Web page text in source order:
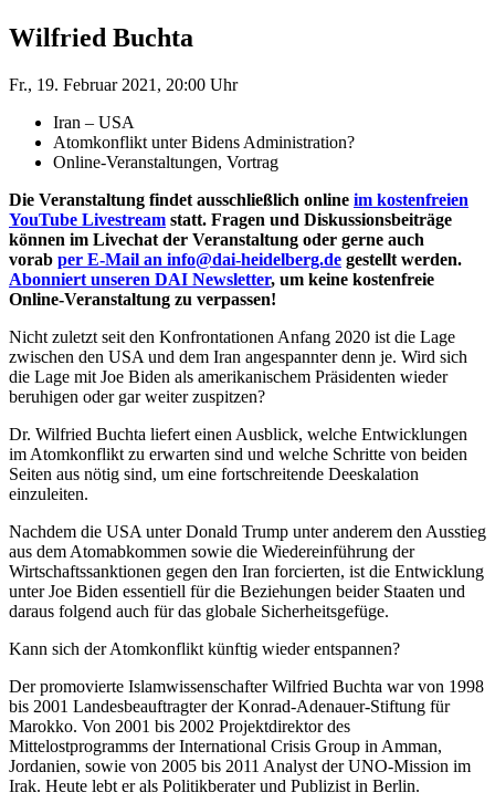
Wilfried Buchta
Fr., 19. Februar 2021, 20:00 Uhr
Iran – USA
Atomkonflikt unter Bidens Administration?
Online-Veranstaltungen, Vortrag
Die Veranstaltung findet ausschließlich online im kostenfreien
YouTube Livestream statt. Fragen und Diskussionsbeiträge
können im Livechat der Veranstaltung oder gerne auch
vorab per E-Mail an info@dai-heidelberg.de gestellt werden.
Abonniert unseren DAI Newsletter, um keine kostenfreie
Online-Veranstaltung zu verpassen!
Nicht zuletzt seit den Konfrontationen Anfang 2020 ist die Lage
zwischen den USA und dem Iran angespannter denn je. Wird sich
die Lage mit Joe Biden als amerikanischem Präsidenten wieder
beruhigen oder gar weiter zuspitzen?
Dr. Wilfried Buchta liefert einen Ausblick, welche Entwicklungen
im Atomkonflikt zu erwarten sind und welche Schritte von beiden
Seiten aus nötig sind, um eine fortschreitende Deeskalation
einzuleiten.
Nachdem die USA unter Donald Trump unter anderem den Ausstieg
aus dem Atomabkommen sowie die Wiedereinführung der
Wirtschaftssanktionen gegen den Iran forcierten, ist die Entwicklung
unter Joe Biden essentiell für die Beziehungen beider Staaten und
daraus folgend auch für das globale Sicherheitsgefüge.
Kann sich der Atomkonflikt künftig wieder entspannen?
Der promovierte Islamwissenschafter Wilfried Buchta war von 1998
bis 2001 Landesbeauftragter der Konrad-Adenauer-Stiftung für
Marokko. Von 2001 bis 2002 Projektdirektor des
Mittelostprogramms der International Crisis Group in Amman,
Jordanien, sowie von 2005 bis 2011 Analyst der UNO-Mission im
Irak. Heute lebt er als Politikberater und Publizist in Berlin.